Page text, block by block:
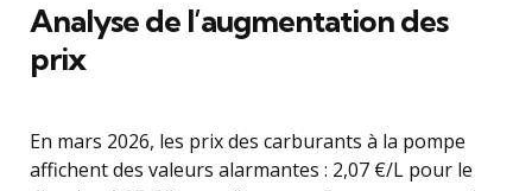
Analyse de l’augmentation des
prix
En mars 2026, les prix des carburants à la pompe
affichent des valeurs alarmantes : 2,07 €/L pour le